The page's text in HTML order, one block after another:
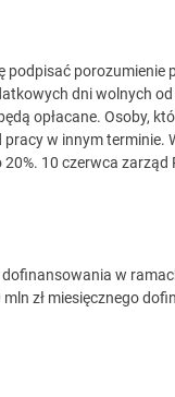
porozumienie
dni wolnych
opłacane. Osoby,
w innym terminie.
10 czerwca zarząd
dofinansowania w
zł miesięcznego